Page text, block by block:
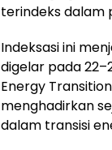
terindeks dalam
Indeksasi ini
digelar pada
Energy
menghadirkan
dalam transisi